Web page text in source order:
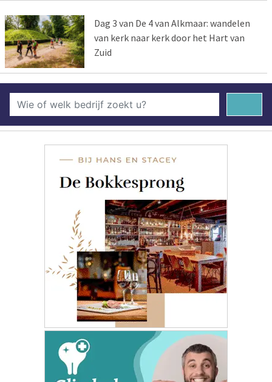
Dag 3 van De 4 van Alkmaar: wandelen
van kerk naar kerk door het Hart van
Zuid